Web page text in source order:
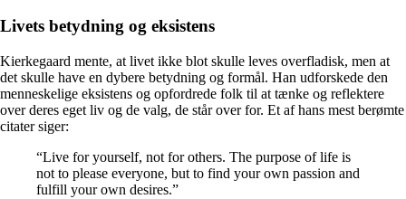
Livets betydning og eksistens
Kierkegaard mente, at livet ikke blot skulle leves overfladisk, men at
det skulle have en dybere betydning og formål. Han udforskede den
menneskelige eksistens og opfordrede folk til at tænke og reflektere
over deres eget liv og de valg, de står over for. Et af hans mest berømte
citater siger:
“Live for yourself, not for others. The purpose of life is
not to please everyone, but to find your own passion and
fulfill your own desires.”